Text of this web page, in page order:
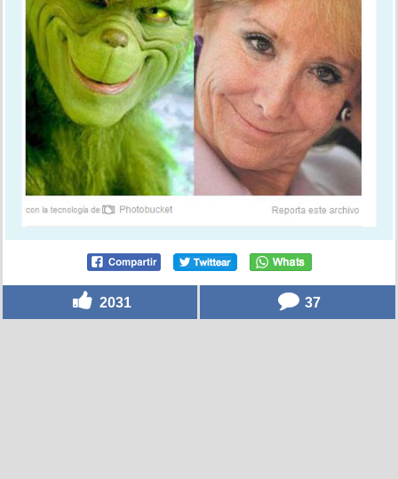
2031 37